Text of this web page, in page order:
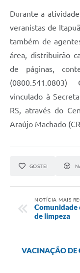
Durante a
veranistas de
também de
área, distribuirão
de páginas,
(0800.541.0803)
vinculado à
RS, através do
Araújo Machado
GOSTEI
NOTÍCIA MAIS
Comunidade
de limpeza
VACINAÇÃO DE